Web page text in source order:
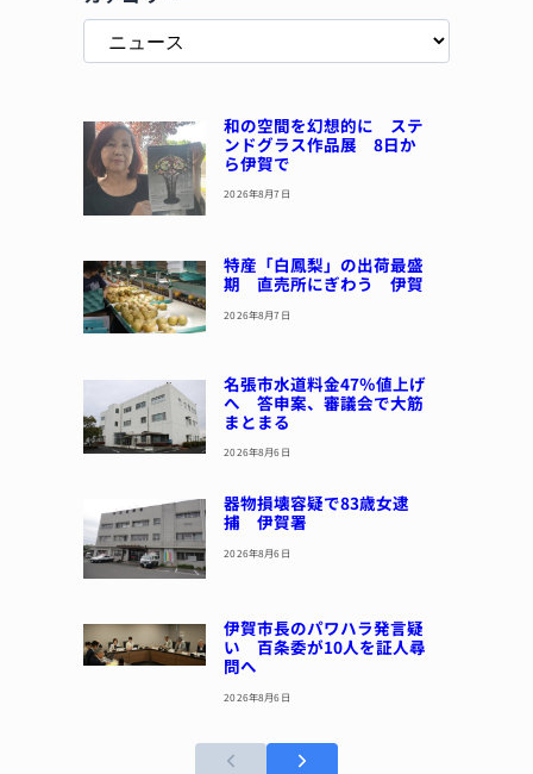
和の空間を幻想的に ステ
ンドグラス作品展 8日か
ら伊賀で
2026年8月7日
特産「白鳳梨」の出荷最盛
期 直売所にぎわう 伊賀
2026年8月7日
名張市水道料金47％値上げ
へ 答申案、審議会で大筋
まとまる
2026年8月6日
器物損壊容疑で83歳女逮
捕 伊賀署
2026年8月6日
伊賀市長のパワハラ発言疑
い 百条委が10人を証人尋
問へ
2026年8月6日